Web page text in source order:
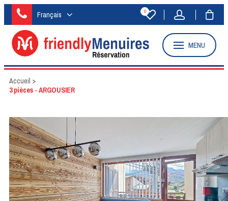
Français 0
MENU
Accueil >
3 pièces - ARGOUSIER